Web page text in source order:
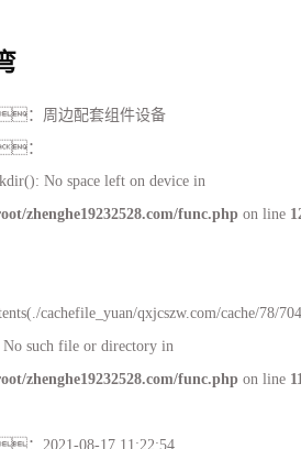
： 周边配套组件设备
：
No space left on device in
zhenghe19232528.com/func.phpon line
cachefile_yuan/qxjcszw.com/cache/78/
No such file or directory in
zhenghe19232528.com/func.phpon line
： 2021-08-17 11:22:54